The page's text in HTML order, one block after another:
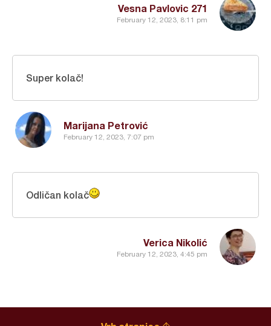
Vesna Pavlovic 271
February 12, 2023, 8:11 pm
Marijana Petrović
February 12, 2023, 7:07 pm
Super kolač!
Verica Nikolić
February 12, 2023, 4:45 pm
Odličan kolač